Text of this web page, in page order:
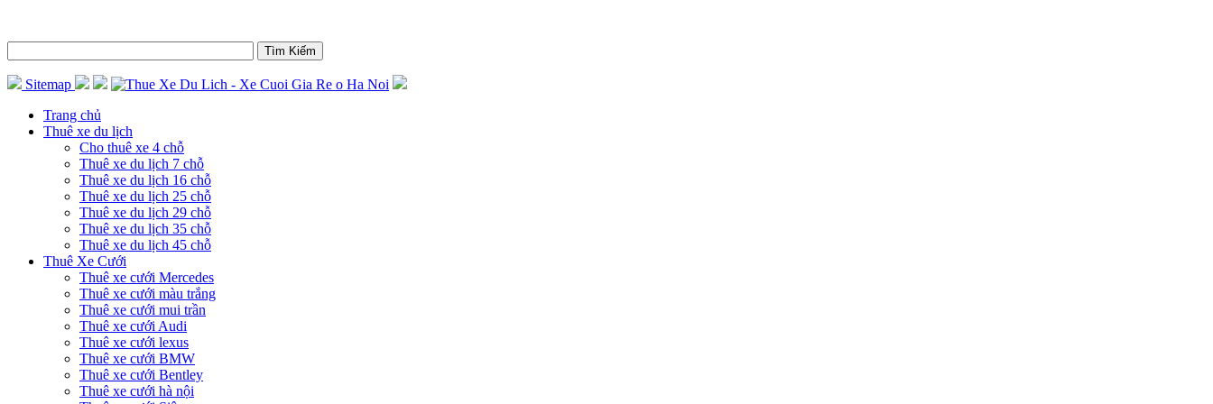
Sitemap
Trang chủ
Thuê xe du lịch
Cho thuê xe 4 chỗ
Thuê xe du lịch 7 chỗ
Thuê xe du lịch 16 chỗ
Thuê xe du lịch 25 chỗ
Thuê xe du lịch 29 chỗ
Thuê xe du lịch 35 chỗ
Thuê xe du lịch 45 chỗ
Thuê Xe Cưới
Thuê xe cưới Mercedes
Thuê xe cưới màu trắng
Thuê xe cưới mui trần
Thuê xe cưới Audi
Thuê xe cưới lexus
Thuê xe cưới BMW
Thuê xe cưới Bentley
Thuê xe cưới hà nội